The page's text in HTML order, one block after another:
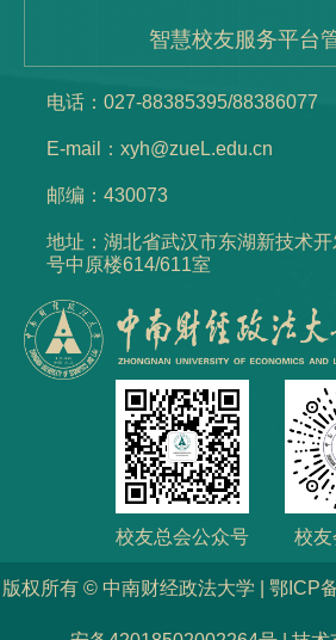
智慧校友服务平台
电话：027-88385395/88386077
E-mail：xyh@zueL.edu.cn
邮编：430073
地址：湖北省武汉市东湖新技术
号中原楼614/611室
校友总会公众号 校
版权所有 © 中南财经政法大学 | 鄂ICP